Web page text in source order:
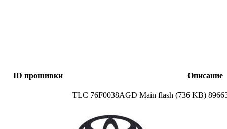
ID прошивки Описание
TLC 76F0038AGD Main flash (736 KB)